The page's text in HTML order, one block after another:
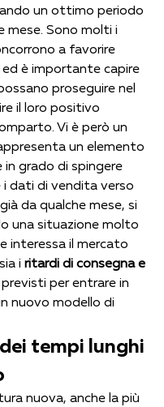
un ottimo periodo
mese. Sono molti i
a favorire
è importante capire
proseguire nel
il loro positivo
Vi è però un
un elemento
in grado di spingere
dati di vendita verso
da qualche mese, si
una situazione molto
interessa il mercato
i ritardi di consegna e
previsti per entrare in
nuovo modello di
tempi lunghi
nuova, anche la più